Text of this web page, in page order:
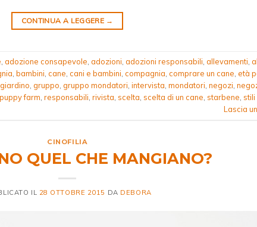
CONTINUA A LEGGERE →
adozione consapevole adozioni adozioni responsabili allevamenti
bambini cane cani e bambini compagnia comprare un cane età
giardino gruppo gruppo mondatori intervista mondatori negozi
puppy farm responsabili rivista scelta scelta di un cane starbene stili
Lascia
CINOFILIA
QUEL CHE MANGIANO?
IL 28 OTTOBRE 2015 DA DEBORA